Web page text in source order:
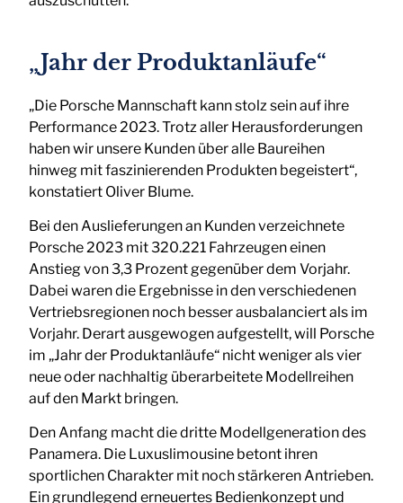
„Jahr der Produktanläufe“
„Die Porsche Mannschaft kann stolz sein auf ihre
Performance 2023. Trotz aller Herausforderungen
haben wir unsere Kunden über alle Baureihen
hinweg mit faszinierenden Produkten begeistert“,
konstatiert Oliver Blume.
Bei den Auslieferungen an Kunden verzeichnete
Porsche 2023 mit 320.221 Fahrzeugen einen
Anstieg von 3,3 Prozent gegenüber dem Vorjahr.
Dabei waren die Ergebnisse in den verschiedenen
Vertriebsregionen noch besser ausbalanciert als im
Vorjahr. Derart ausgewogen aufgestellt, will Porsche
im „Jahr der Produktanläufe“ nicht weniger als vier
neue oder nachhaltig überarbeitete Modellreihen
auf den Markt bringen.
Den Anfang macht die dritte Modellgeneration des
Panamera. Die Luxuslimousine betont ihren
sportlichen Charakter mit noch stärkeren Antrieben.
Ein grundlegend erneuertes Bedienkonzept und